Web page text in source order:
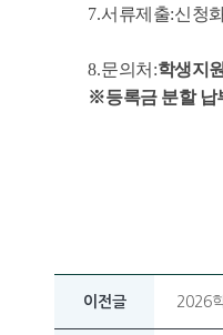
7.서류제출:신청
8.문의처 :학생지
※등록금 분할 납
이전글 2026